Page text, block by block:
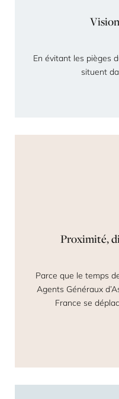
En évitant les pièges
situent
Proximité,
Parce que le temps
Agents Généraux
France se